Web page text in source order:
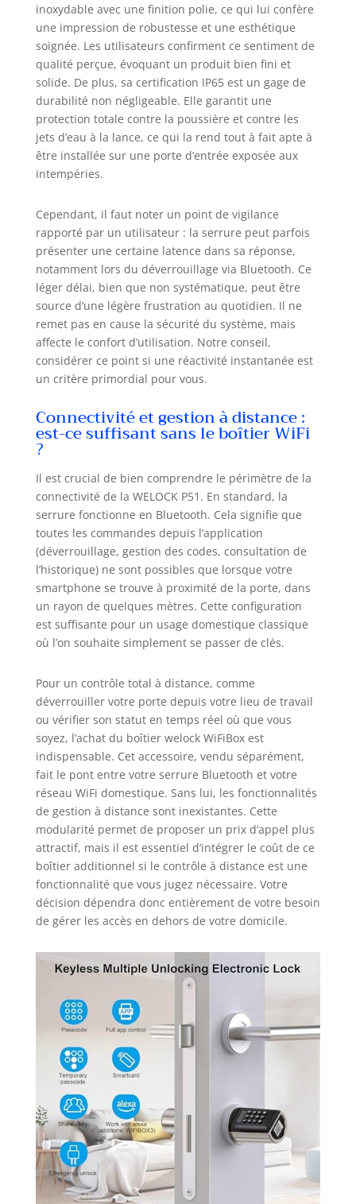
inoxydable avec une finition polie, ce qui lui confère
une impression de robustesse et une esthétique
soignée. Les utilisateurs confirment ce sentiment de
qualité perçue, évoquant un produit bien fini et
solide. De plus, sa certification IP65 est un gage de
durabilité non négligeable. Elle garantit une
protection totale contre la poussière et contre les
jets d’eau à la lance, ce qui la rend tout à fait apte à
être installée sur une porte d’entrée exposée aux
intempéries.
Cependant, il faut noter un point de vigilance
rapporté par un utilisateur : la serrure peut parfois
présenter une certaine latence dans sa réponse,
notamment lors du déverrouillage via Bluetooth. Ce
léger délai, bien que non systématique, peut être
source d’une légère frustration au quotidien. Il ne
remet pas en cause la sécurité du système, mais
affecte le confort d’utilisation. Notre conseil,
considérer ce point si une réactivité instantanée est
un critère primordial pour vous.
Connectivité et gestion à distance :
est-ce suffisant sans le boîtier WiFi
?
Il est crucial de bien comprendre le périmètre de la
connectivité de la WELOCK P51. En standard, la
serrure fonctionne en Bluetooth. Cela signifie que
toutes les commandes depuis l’application
(déverrouillage, gestion des codes, consultation de
l’historique) ne sont possibles que lorsque votre
smartphone se trouve à proximité de la porte, dans
un rayon de quelques mètres. Cette configuration
est suffisante pour un usage domestique classique
où l’on souhaite simplement se passer de clés.
Pour un contrôle total à distance, comme
déverrouiller votre porte depuis votre lieu de travail
ou vérifier son statut en temps réel où que vous
soyez, l’achat du boîtier welock WiFiBox est
indispensable. Cet accessoire, vendu séparément,
fait le pont entre votre serrure Bluetooth et votre
réseau WiFi domestique. Sans lui, les fonctionnalités
de gestion à distance sont inexistantes. Cette
modularité permet de proposer un prix d’appel plus
attractif, mais il est essentiel d’intégrer le coût de ce
boîtier additionnel si le contrôle à distance est une
fonctionnalité que vous jugez nécessaire. Votre
décision dépendra donc entièrement de votre besoin
de gérer les accès en dehors de votre domicile.